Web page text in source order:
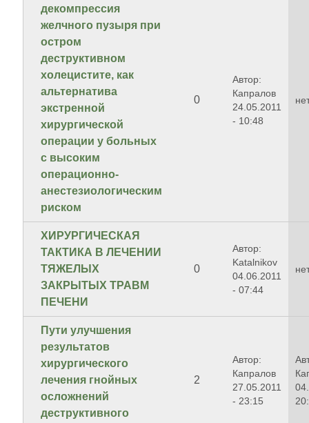
декомпрессия
желчного пузыря при
остром
деструктивном
холецистите, как
альтернатива
экстренной
хирургической
операции у больных
с высоким
операционно-
анестезиологическим
риском
0
Автор:
Капралов
24.05.2011
- 10:48
ХИРУРГИЧЕСКАЯ
ТАКТИКА В ЛЕЧЕНИИ
ТЯЖЕЛЫХ
ЗАКРЫТЫХ ТРАВМ
ПЕЧЕНИ
0
Автор:
Katalnikov
04.06.2011
- 07:44
Пути улучшения
результатов
хирургического
лечения гнойных
осложнений
деструктивного
2
Автор:
Капралов
27.05.2011
- 23:15